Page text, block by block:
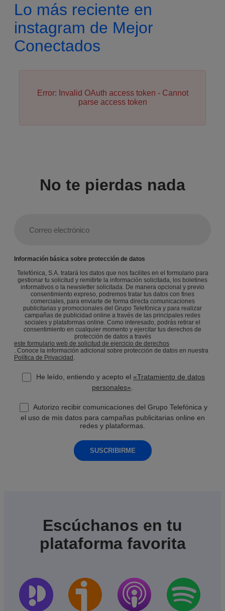
Lo más reciente en
instagram de Mejor
Conectados
Error: Invalid OAuth access token - Cannot
parse access token
No te pierdas nada
Información básica sobre protección de datos
Telefónica, S.A. tratará los datos que nos facilites en el formulario para
gestionar tu solicitud y remitirte la información solicitada, los boletines
informativos o la newsletter solicitada. De manera opcional y previo
consentimiento expreso, podremos tratar tus datos con fines
comerciales, para enviarte de forma directa comunicaciones
publicitarias y promocionales del Grupo Telefónica y para realizar
campañas de publicidad online a través de las principales redes
sociales y plataformas online. Como interesado, podrás retirar el
consentimiento en cualquier momento y ejercitar tus derechos de
protección de datos a través
este formulario web de solicitud de ejercicio de derechos
. Conoce la información adicional sobre protección de datos en nuestra
Política de Privacidad .
He leído, entiendo y acepto el «Tratamiento de datos
personales»
Autorizo recibir comunicaciones del Grupo Telefónica y
el uso de mis datos para campañas publicitarias online en
redes y plataformas.
SUSCRIBIRME
Escúchanos en tu
plataforma favorita